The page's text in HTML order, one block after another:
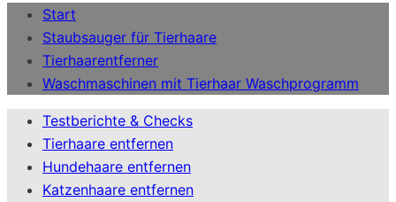
Start
Staubsauger für Tierhaare
Tierhaarentferner
Waschmaschinen mit Tierhaar Waschprogramm
Testberichte & Checks
Tierhaare entfernen
Hundehaare entfernen
Katzenhaare entfernen